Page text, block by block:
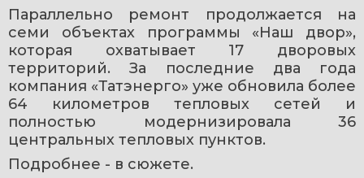
Параллельно ремонт продолжается на
семи объектах программы «Наш двор»,
которая охватывает 17 дворовых
территорий. За последние два года
компания «Татэнерго» уже обновила более
64 километров тепловых сетей и
полностью модернизировала 36
центральных тепловых пунктов.
Подробнее - в сюжете.